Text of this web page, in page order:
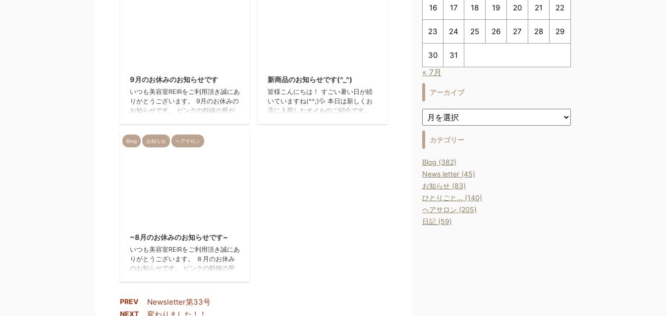
9月のお休みのお知らせです
いつも美容室REIRをご利用頂き誠にあ
りがとうございます。 9月のお休みの
お知らせです。 ピンクの斜線の所が
美容室REIR…
新商品のお知らせです(^_^)
皆様こんにちは！ すごい暑い日が続
いていますね(^^;)💦 本日は新しくお
店に入荷したオイルのご紹介です。
Blog お知らせ ヘアサロン
~8月のお休みのお知らせです~
いつも美容室REIRをご利用頂き誠にあ
りがとうございます。 ８月のお休み
のお知らせです。 ピンクの斜線の所
よろしくお願い致します。 美容室
PREV Newsletter第33号
NEXT
16 17 18 19 20 21 22
23 24 25 26 27 28 29
30 31
« 7月
アーカイブ
カテゴリー
Blog (382)
News letter (45)
お知らせ (83)
ひとりごと… (140)
ヘアサロン (205)
日記 (59)